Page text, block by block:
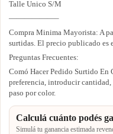
Talle Unico S/M
——————–
Compra Minima Mayorista: A
surtidas. El precio publicado es
Preguntas Frecuentes:
Comó Hacer Pedido Surtido
preferencia, introducir
paso por color.
Calculá cuánto podés
Simulá tu ganancia estimada